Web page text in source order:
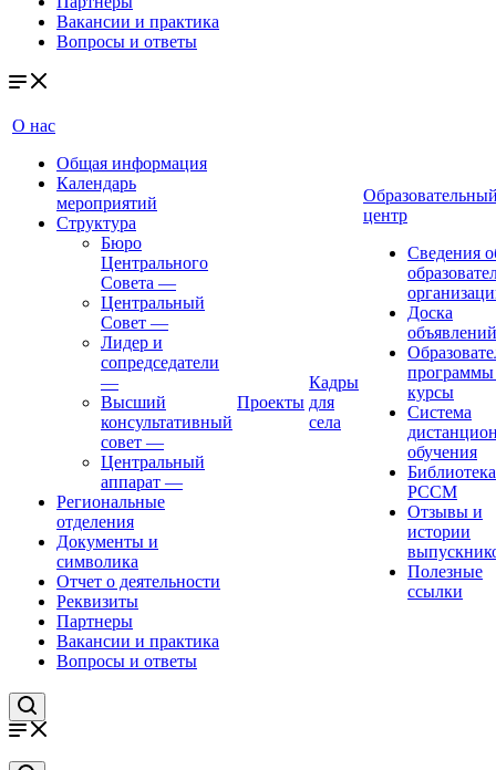
Вакансии и практика
Вопросы и ответы
О нас
Общая информация
Календарь
мероприятий
Структура
Бюро
Центрального
Совета —
Центральный
Совет —
Лидер и
сопредседатели
—
Высший
консультативный
совет —
Центральный
аппарат —
Региональные
отделения
Документы и
символика
Отчет о деятельности
Реквизиты
Партнеры
Вакансии и практика
Вопросы и ответы
Проекты
Кадры
для
села
центр
Сведения
Доска
объявлений
курсы
Система
обучения
Библиотека
РССМ
Отзывы и
истории
Полезные
ссылки